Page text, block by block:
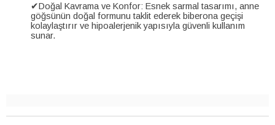
✔Doğal Kavrama ve Konfor: Esnek sarmal tasarımı, anne
göğsünün doğal formunu taklit ederek biberona geçişi
kolaylaştırır ve hipoalerjenik yapısıyla güvenli kullanım
sunar.